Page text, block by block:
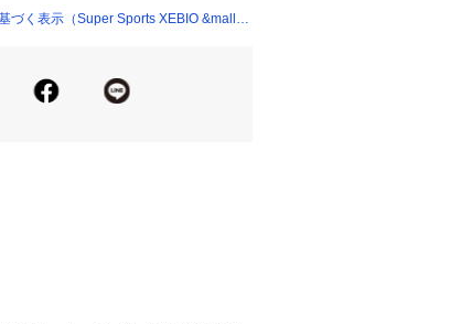
じる場合があります。
ありますが、使用上問題無いと
おります。あらかじめご了承の
づく表示（Super Sports XEBIO &mall